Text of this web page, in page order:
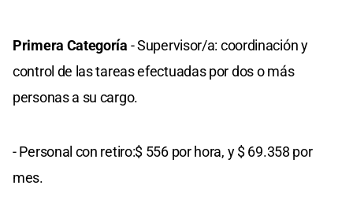
Primera Categoría - Supervisor/a: coordinación y
control de las tareas efectuadas por dos o más
personas a su cargo.
- Personal con retiro:$ 556 por hora, y $ 69.358 por
mes.